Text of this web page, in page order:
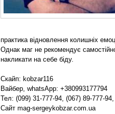
практика відновлення колишніх
Однак маг не рекомендує
накликати на себе біду.
Скайп: kobzar116
Вайбер, whatsApp: +380993177794
Тел: (099) 31-777-94, (067) 89-777-
Сайт mag-sergeykobzar.com.ua